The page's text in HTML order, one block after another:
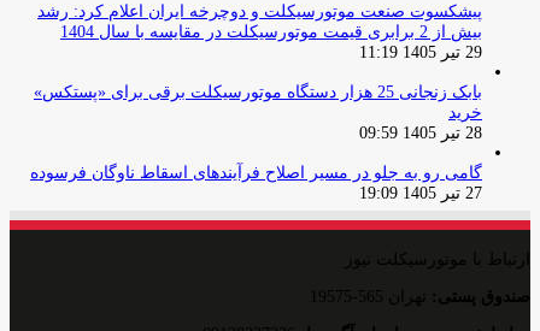
پیشکسوت صنعت موتورسیکلت و دوچرخه ایران اعلام کرد: رشد
بیش از 2 برابری قیمت موتورسیکلت در مقایسه با سال 1404
29 تیر 1405 11:19
بابک زنجانی 25 هزار دستگاه موتورسیکلت برقی برای «پستکس»
خرید
28 تیر 1405 09:59
گامی رو به جلو در مسیر اصلاح فرآیندهای اسقاط ناوگان فرسوده
27 تیر 1405 19:09
ارتباط با موتورسیکلت نیوز
صندوق پستی: تهران 565-19575